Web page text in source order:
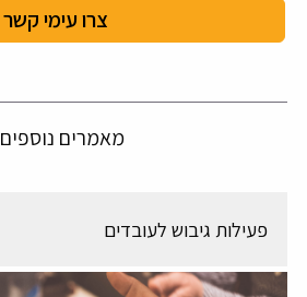
מאמרים נוספים
פעילות גיבוש לעובדים